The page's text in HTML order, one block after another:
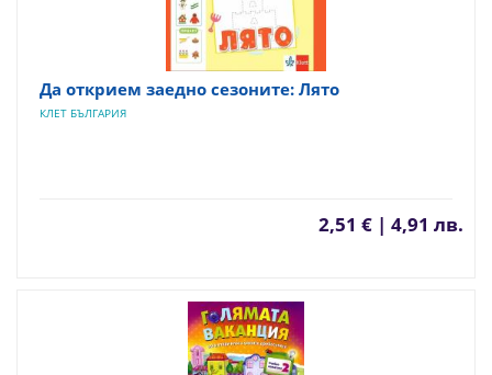
Да открием заедно сезоните: Лято
КЛЕТ БЪЛГАРИЯ
2,51 € | 4,91 лв.